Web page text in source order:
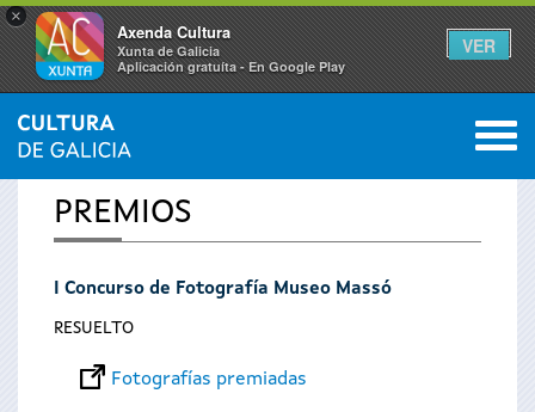
×
Axenda Cultura
Xunta de Galicia
Aplicación gratuíta - En Google Play
VER
Se
encuentra
usted
INICIO 0
PREMIOS
I Concurso de Fotografía Museo Massó
RESUELTO
Fotografías premiadas